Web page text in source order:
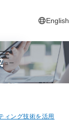
English
新しいタ
ュー
ィング技術を活用